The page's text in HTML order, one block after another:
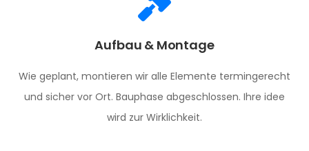
Aufbau & Montage
Wie geplant, montieren wir alle Elemente termingerecht
und sicher vor Ort. Bauphase abgeschlossen. Ihre idee
wird zur Wirklichkeit.